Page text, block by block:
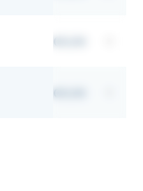
00,00
00,00